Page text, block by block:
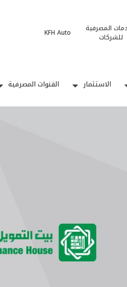
المصرفية
للشركات
KFH Auto
الاستثمار القنوات المصرفية